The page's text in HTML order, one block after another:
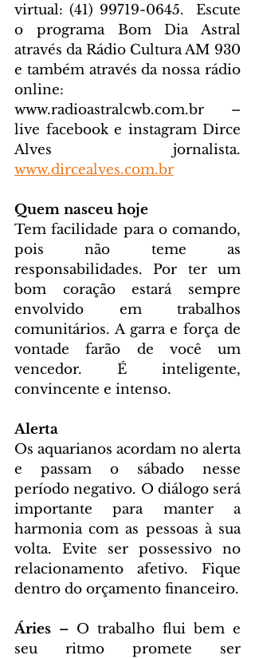
virtual: (41) 99719-0645.
Escute
o programa Bom Dia Astral
através da Rádio Cultura AM 930
e também através da nossa rádio
www.radioastralcwb.com.br –
live facebook e instagram Dirce
www.dircealves.com.br
Quem nasceu hoje
Tem facilidade para o comando,
pois não teme as
responsabilidades. Por ter um
bom coração estará sempre
envolvido em trabalhos
comunitários. A garra e força de
vontade farão de você um
vencedor. É inteligente,
convincente e intenso.
Alerta
Os aquarianos acordam no alerta
e passam o sábado nesse
período negativo. O diálogo será
importante para manter a
harmonia com as pessoas à sua
volta. Evite ser possessivo no
relacionamento afetivo. Fique
dentro do orçamento financeiro.
Áries – O trabalho flui bem e
seu ritmo promete ser